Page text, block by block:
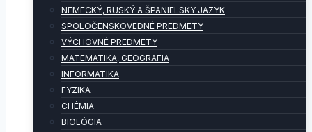
NEMECKÝ, RUSKÝ A ŠPANIELSKY JAZYK
SPOLOČENSKOVEDNÉ PREDMETY
VÝCHOVNÉ PREDMETY
MATEMATIKA, GEOGRAFIA
INFORMATIKA
FYZIKA
CHÉMIA
BIOLÓGIA